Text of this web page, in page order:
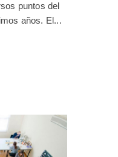
puntos del
años. El...